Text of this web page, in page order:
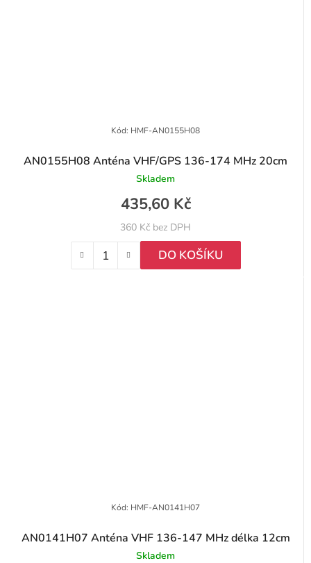
AN0155H08 Anténa VHF/GPS 136-174 MHz 20cm
Skladem
360 Kč bez DPH
435,60 Kč
DO KOŠÍKU
Kód: HMF-AN0155H08
AN0141H07 Anténa VHF 136-147 MHz délka 12cm
Skladem
Kód: HMF-AN0141H07